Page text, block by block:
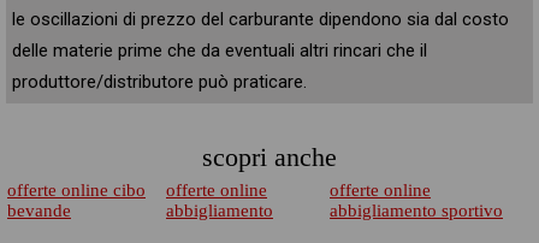
le oscillazioni di prezzo del carburante dipendono sia dal costo
delle materie prime che da eventuali altri rincari che il
produttore/distributore può praticare.
scopri anche
offerte online cibo
bevande
offerte online
abbigliamento
offerte online
abbigliamento sportivo